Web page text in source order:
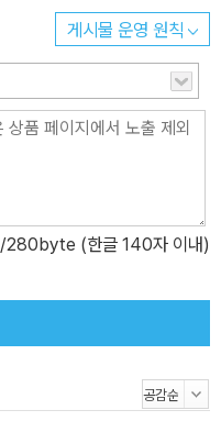
게시물 운영 원칙
/280byte (한글 140자 이내)